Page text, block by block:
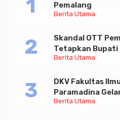
Berita Utama
Pemalang
Berita Utama
Skandal OTT
Tetapkan Bupati
Staf Internal
Berita Utama
DKV Fakultas
Paramadina